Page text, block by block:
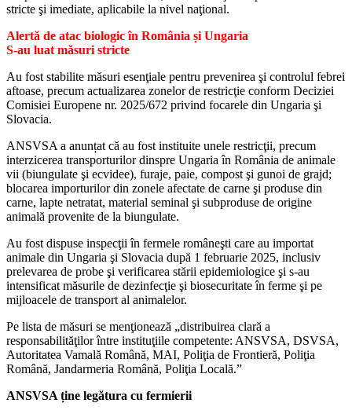
stricte şi imediate, aplicabile la nivel naţional.
Alertă de atac biologic în România și Ungaria
S-au luat măsuri stricte
Au fost stabilite măsuri esenţiale pentru prevenirea şi controlul febrei
aftoase, precum actualizarea zonelor de restricţie conform Deciziei
Comisiei Europene nr. 2025/672 privind focarele din Ungaria şi
Slovacia.
ANSVSA a anunțat că au fost instituite unele restricţii, precum
interzicerea transporturilor dinspre Ungaria în România de animale
vii (biungulate şi ecvidee), furaje, paie, compost şi gunoi de grajd;
blocarea importurilor din zonele afectate de carne şi produse din
carne, lapte netratat, material seminal şi subproduse de origine
animală provenite de la biungulate.
Au fost dispuse inspecţii în fermele româneşti care au importat
animale din Ungaria şi Slovacia după 1 februarie 2025, inclusiv
prelevarea de probe şi verificarea stării epidemiologice şi s-au
intensificat măsurile de dezinfecţie şi biosecuritate în ferme şi pe
mijloacele de transport al animalelor.
Pe lista de măsuri se menţionează „distribuirea clară a
responsabilităţilor între instituţiile competente: ANSVSA, DSVSA,
Autoritatea Vamală Română, MAI, Poliţia de Frontieră, Poliţia
Română, Jandarmeria Română, Poliţia Locală.”
ANSVSA ține legătura cu fermierii